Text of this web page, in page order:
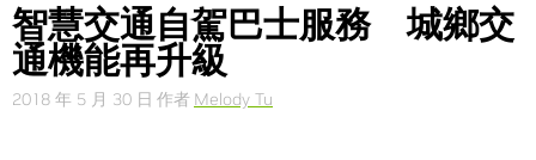
智慧交通自駕巴士服務 城鄉交
通機能再升級
2018 年 5 月 30 日 作者 Melody Tu